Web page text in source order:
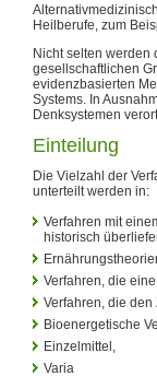
Heilberufe, zum
Nicht selten
gesellschaftlichen
evidenzbasierten
Systems. In
Denksystemen
Einteilung
Die Vielzahl der
unterteilt werden in:
Verfahren mit
historisch
Verfahren, die
Verfahren, die den
Bioenergetische
Einzelmittel,
Varia